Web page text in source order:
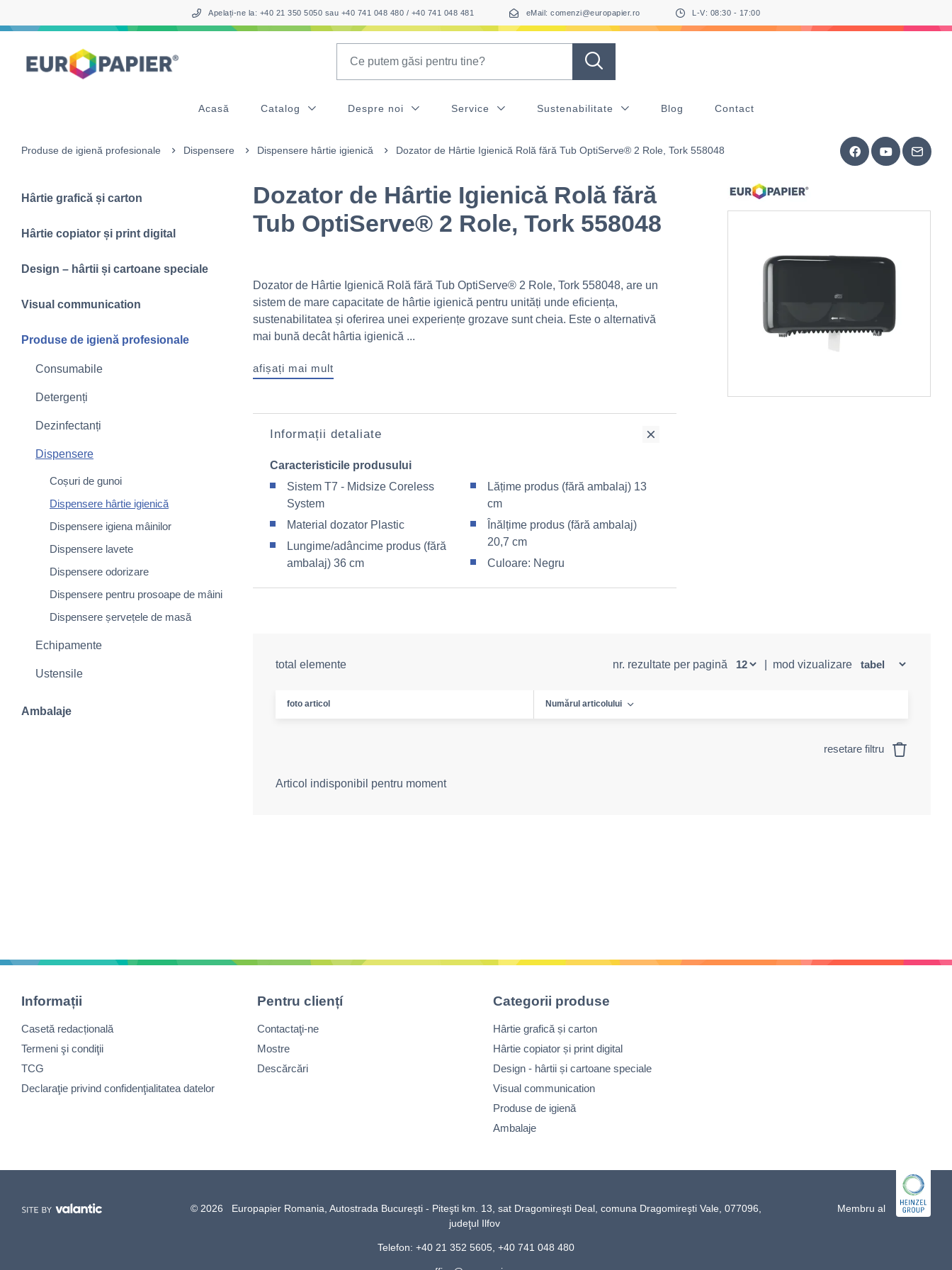
Apelați-ne la: +40 21 350 5050 sau +40 741 048 480 / +40 741 048 481 eMail: comenzi@europapier.ro L-V: 08:30 - 17:00
Acasă Catalog Despre noi Service Sustenabilitate Blog Contact
Produse de igienă profesionale Dispensere Dispensere hârtie igienică Dozator de Hârtie Igienică Rolă fără Tub OptiServe® 2 Role, Tork 558048
Hârtie grafică și carton
Hârtie copiator și print digital
Design – hârtii și cartoane speciale
Visual communication
Produse de igienă profesionale
Consumabile
Detergenți
Dezinfectanți
Dispensere
Coșuri de gunoi
Dispensere hârtie igienică
Dispensere igiena mâinilor
Dispensere lavete
Dispensere odorizare
Dispensere pentru prosoape de mâini
Dispensere șervețele de masă
Echipamente
Ustensile
Ambalaje
Dozator de Hârtie Igienică Rolă fără
Tub OptiServe® 2 Role, Tork 558048
Dozator de Hârtie Igienică Rolă fără Tub OptiServe® 2 Role, Tork 558048, are un
sistem de mare capacitate de hârtie igienică pentru unități unde eficiența,
sustenabilitatea și oferirea unei experiențe grozave sunt cheia. Este o alternativă
mai bună decât hârtia igienică ...
afișați mai mult
Informații detaliate
Caracteristicile produsului
Sistem T7 - Midsize Coreless
System
Material dozator Plastic
Lungime/adâncime produs (fără
ambalaj) 36 cm
Lățime produs (fără ambalaj) 13
cm
Înălțime produs (fără ambalaj)
20,7 cm
Culoare: Negru
total elemente nr. rezultate per pagină mod vizualizare
foto articol Numărul articolului
resetare filtru
Articol indisponibil pentru moment
Informații
Casetă redacțională
Termeni şi condiţii
TCG
Declaraţie privind confidenţialitatea datelor
Pentru cliențí
Contactaţi-ne
Mostre
Descărcări
Categorii produse
Hârtie grafică și carton
Hârtie copiator și print digital
Design - hârtii și cartoane speciale
Visual communication
Produse de igienă
Ambalaje
© 2026 Europapier Romania, Autostrada Bucureşti - Piteşti km. 13, sat Dragomireşti Deal, comuna Dragomireşti Vale, 077096,
judeţul Ilfov
Telefon: +40 21 352 5605, +40 741 048 480
Membru al